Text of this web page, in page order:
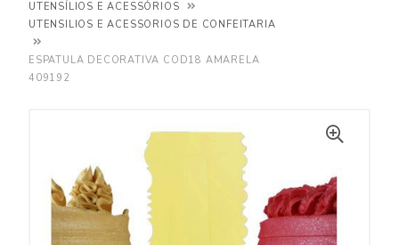
UTENSÍLIOS E ACESSÓRIOS
UTENSILIOS E ACESSORIOS DE CONFEITARIA
ESPATULA DECORATIVA COD18 AMARELA
409192